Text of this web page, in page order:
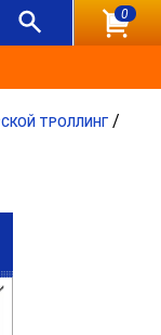
0
ТРОЛЛИНГ /